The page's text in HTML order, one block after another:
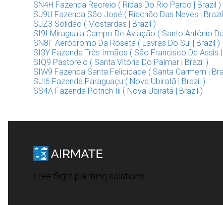
SN4H Fazenda Recreio ( Ribas Do Rio Pardo | Brazil )
SJ9U Fazenda São José ( Riachão Das Neves |
SJZ3 Solidão ( Mostardas | Brazil )
SI9I Miraguaia Campo De Aviação ( Santo Antônio
SN8F Aeródromo Da Roseta ( Lavras Do Sul | Brazil )
SI3Y Fazenda Três Irmãos ( São Francisco De Assis |
SIQ9 Pastoreio ( Santa Vitória Do Palmar | Brazil )
SIW9 Fazenda Santa Felicidade ( Santa Carmem |
SJI6 Fazenda Paraguaçu ( Nova Ubiratã | Brazil )
SS4A Fazenda Potrich Iii ( Nova Ubiratã | Brazil )
Free flight planning solutions